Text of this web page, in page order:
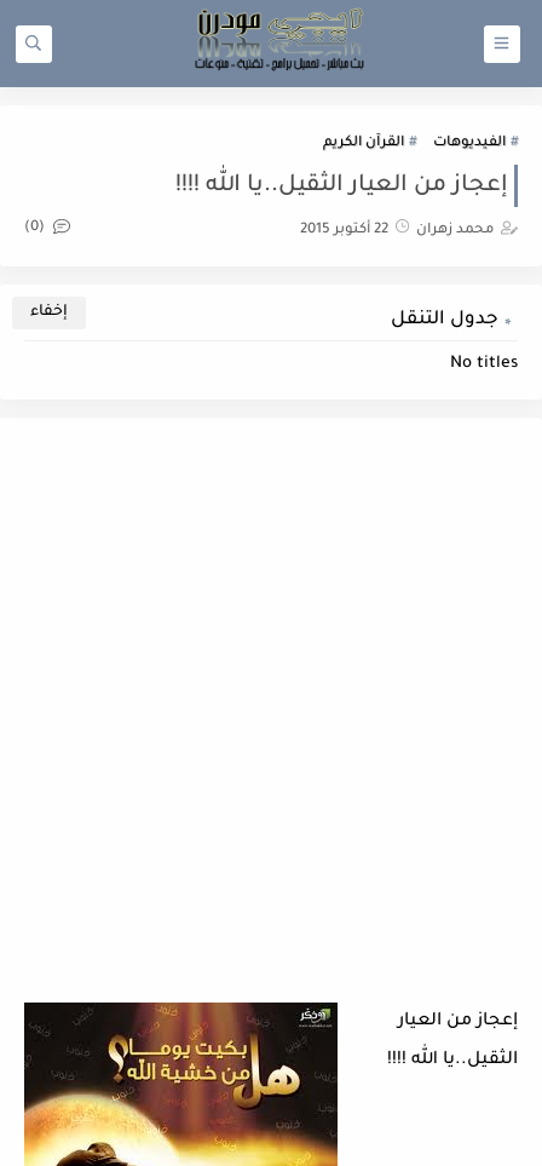
الفيديوهات القرآن الكريم
إعجاز من العيار الثقيل..يا الله !!!!
محمد زهران 22 أكتوبر 2015 (0)
جدول التنقل
No titles
إعجاز من العيار
الثقيل..يا الله !!!!